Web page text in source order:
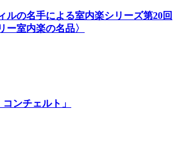
ルの名手による室内楽シリーズ第20回
ー室内楽の名品〉
ンチェルト」